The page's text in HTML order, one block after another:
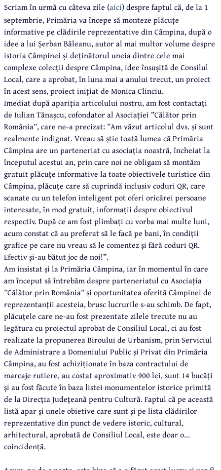
Scriam în urmă cu câteva zile (aici) despre faptul că, de la 1
septembrie, Primăria va începe să monteze plăcuțe
informative pe clădirile reprezentative din Câmpina, după o
idee a lui Șerban Băleanu, autor al mai multor volume despre
istoria Câmpinei și deținătorul uneia dintre cele mai
complexe colecții despre Câmpina, idee însușită de Consilul
Local, care a aprobat, în luna mai a anului trecut, un proiect
în acest sens, proiect inițiat de Monica Clinciu.
Imediat după apariția articolului nostru, am fost contactați
de Iulian Tănașcu, cofondator al Asociației ”Călător prin
România”, care ne-a precizat: ”Am văzut articolul dvs. și sunt
realmente indignat. Vreau să știe toată lumea că Primăria
Câmpina are un parteneriat cu asociația noastră, încheiat la
începutul acestui an, prin care noi ne obligam să montăm
gratuit plăcuțe informative la toate obiectivele turistice din
Câmpina, plăcuțe care să cuprindă inclusiv coduri QR, care
scanate cu un telefon inteligent pot oferi oricărei persoane
interesate, în mod gratuit, informații despre obiectivul
respectiv. După ce am fost plimbați cu vorba mai multe luni,
acum constat că au preferat să le facă pe bani, în condiții
grafice pe care nu vreau să le comentez și fără coduri QR.
Efectiv și-au bătut joc de noi!”.
Am insistat și la Primăria Câmpina, iar în momentul în care
am început să întrebăm despre parteneriatul cu Asociația
”Călător prin România” și oportunitatea oferită Câmpinei de
reprezentanții acesteia, brusc lucrurile s-au schimb. De fapt,
plăcuțele care ne-au fost prezentate zilele trecute nu au
legătura cu proiectul aprobat de Consiliul Local, ci au fost
realizate la propunerea Biroului de Urbanism, prin Serviciul
de Administrare a Domeniului Public și Privat din Primăria
Câmpina, au fost achiziționate în baza contractului de
marcaje rutiere, au costat aproximativ 900 lei, sunt 14 bucăți
și au fost făcute în baza listei monumentelor istorice primită
de la Direcția Județeană pentru Cultură. Faptul că pe această
listă apar și unele obietive care sunt și pe lista clădirilor
reprezentative din punct de vedere istoric, cultural,
arhitectural, aprobată de Consiliul Local, este doar o...
coincidență.